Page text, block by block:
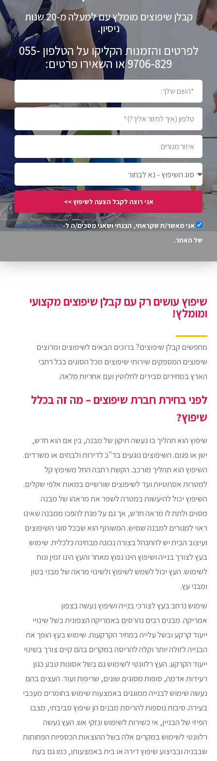
קבלן שיפוצים מומלץ עם למעלה מ-20 שנות
ניסיון.
לפרטים והזמנות הקליקו על הטלפון 055-
9706-829 או השאירו פרטים:
אני מאשר/ת שקראתי, הבנתי ושאני מסכים/ה ל-מדיניות הפרטיות
של האתר.
אני רוצה לקבל הצעה לשיפוץ >>
שיפוץ עושים רק עם קבלן שיפוצים מקצועי
ומומלץ!
מחפשים קבלן שיפוצים? ברוכים הבאים לשיפוצים ומרוצים
שיפוצים המספקים שירותי שיפוצים מכל הסוגים בכל רחבי
הארץ במחירים סבירים לחלוטין ועם אחריות מלאה.
לפני בחירת חברת שיפוצים – מה זה בכלל
שיפוץ?
שיפוץ הוא תהליך בו נעשה תיקון של מבנה, בין אם הוא חדש,
ישן או פגום. השיפוצים נוגעים בד"כ לדירות ולבתים או משרדים.
השיפוץ הוא תהליך מורכב. הקשת רחבה החל משיפוץ קל
למטרות אסתטיות ועד לשיפוצים שורשיים במאות אלפי שקלים.
השיפוץ יכול להיעשות במטרה לשפר את מראהו של מבנה
מסוים ולתת לו מראה חדש, אך גם על מנת להפכו ממבנה שאינו
ראוי למגורים למבנה שמיש. המשותף הוא שבכל סוגי השיפוצים
ועיצוב הבית יש להתנהל בצורה נכונה מבחינה כלכלית. שימוש
בעץ לצורך בנייה ושיפוץ הינו נפוץ מאחר והעץ הינו זמין ונוח
לשימוש. העץ יכול לשמש לשיפוץ ולשינוי מראה של מבני בטון
ומבני עץ.
שימוש נרחב בעץ לצורכי בנייה ושיפוץ נעשה בצפון
אמריקה. מבנים רבים נהרסים באמריקה הצפונית בשל שינויי
ייעוד קרקע ובשל עלייה במחיר הקרקעות. שימוש בעץ הופך את
הבנייה לזולה יותר וקלה להריסה במקרים בהם קיים צורך בשינוי
ייעוד הקרקע. העץ רלוונטי לשימוש גם בשל אסונות טבע כגון
רעידות אדמה, סופות מסוגים שונים, שריפות ועוד. העצים בהם
נעשה שימוש לבנייה ממוגנים באמצעות שימוש בחומרים מעכבי
בעירה. סיבות נוספות להריסת מבנים הן שיפוץ סביבתי, מצבו
הפיזי של הבניין, אי כשירות לשימוש ונזקי אש. העץ נעשה
רלוונטי לשימוש במקרים אלה בשל ההוצאות הכספיות הפחותות
שבבניה ובביצוע שיפוץ דירה או בית באמצעותו, כמו גם בעת